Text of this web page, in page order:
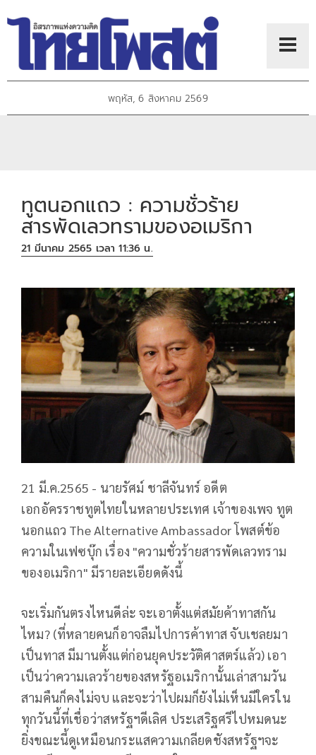
พฤหัส, 6 สิงหาคม 2569
ทูตนอกแถว : ความชั่วร้าย
สารพัดเลวทรามของอเมริกา
21 มีนาคม 2565 เวลา 11:36 น.
21 มี.ค.2565 - นายรัศม์ ชาลีจันทร์ อดีต
เอกอัครราชทูตไทยในหลายประเทศ เจ้าของเพจ ทูต
นอกแถว The Alternative Ambassador โพสต์ข้อ
ความในเฟซบุ๊ก เรื่อง "ความชั่วร้ายสารพัดเลวทราม
ของอเมริกา" มีรายละเอียดดังนี้
จะเริ่มกันตรงไหนดีล่ะ จะเอาตั้งแต่สมัยค้าทาสกัน
ไหม? (ที่หลายคนก็อาจลืมไปการค้าทาส จับเชลยมา
เป็นทาส มีมานตั้งแต่ก่อนยุคประวัติศาสตร์แล้ว) เอา
เป็นว่าความเลวร้ายของสหรัฐอเมริกานั้นเล่าสามวัน
สามคืนก็คงไม่จบ และจะว่าไปผมก็ยังไม่เห็นมีใครใน
ทุกวันนี้ที่เชื่อว่าสหรัฐฯดีเลิศ ประเสริฐศรีไปหมดนะ
ยิ่งขณะนี้ดูเหมือนกระแสความเกลียดชังสหรัฐฯจะ